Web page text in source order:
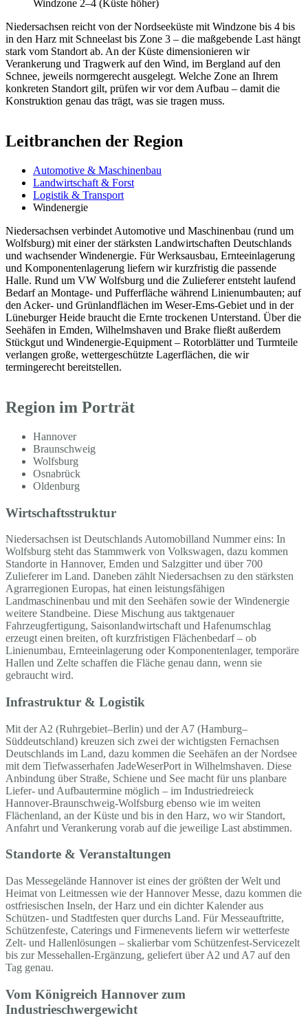
Windzone 2–4 (Küste höher)
Niedersachsen reicht von der Nordseeküste mit Windzone bis 4 bis
in den Harz mit Schneelast bis Zone 3 – die maßgebende Last hängt
stark vom Standort ab. An der Küste dimensionieren wir
Verankerung und Tragwerk auf den Wind, im Bergland auf den
Schnee, jeweils normgerecht ausgelegt. Welche Zone an Ihrem
konkreten Standort gilt, prüfen wir vor dem Aufbau – damit die
Konstruktion genau das trägt, was sie tragen muss.
Leitbranchen der Region
Automotive & Maschinenbau
Landwirtschaft & Forst
Logistik & Transport
Windenergie
Niedersachsen verbindet Automotive und Maschinenbau (rund um
Wolfsburg) mit einer der stärksten Landwirtschaften Deutschlands
und wachsender Windenergie. Für Werksausbau, Ernteeinlagerung
und Komponentenlagerung liefern wir kurzfristig die passende
Halle. Rund um VW Wolfsburg und die Zulieferer entsteht laufend
Bedarf an Montage- und Pufferfläche während Linienumbauten; auf
den Acker- und Grünlandflächen im Weser-Ems-Gebiet und in der
Lüneburger Heide braucht die Ernte trockenen Unterstand. Über die
Seehäfen in Emden, Wilhelmshaven und Brake fließt außerdem
Stückgut und Windenergie-Equipment – Rotorblätter und Turmteile
verlangen große, wettergeschützte Lagerflächen, die wir
termingerecht bereitstellen.
Region im Porträt
Hannover
Braunschweig
Wolfsburg
Osnabrück
Oldenburg
Wirtschaftsstruktur
Niedersachsen ist Deutschlands Automobilland Nummer eins: In
Wolfsburg steht das Stammwerk von Volkswagen, dazu kommen
Standorte in Hannover, Emden und Salzgitter und über 700
Zulieferer im Land. Daneben zählt Niedersachsen zu den stärksten
Agrarregionen Europas, hat einen leistungsfähigen
Landmaschinenbau und mit den Seehäfen sowie der Windenergie
weitere Standbeine. Diese Mischung aus taktgenauer
Fahrzeugfertigung, Saisonlandwirtschaft und Hafenumschlag
erzeugt einen breiten, oft kurzfristigen Flächenbedarf – ob
Linienumbau, Ernteeinlagerung oder Komponentenlager, temporäre
Hallen und Zelte schaffen die Fläche genau dann, wenn sie
gebraucht wird.
Infrastruktur & Logistik
Mit der A2 (Ruhrgebiet–Berlin) und der A7 (Hamburg–
Süddeutschland) kreuzen sich zwei der wichtigsten Fernachsen
Deutschlands im Land, dazu kommen die Seehäfen an der Nordsee
mit dem Tiefwasserhafen JadeWeserPort in Wilhelmshaven. Diese
Anbindung über Straße, Schiene und See macht für uns planbare
Liefer- und Aufbautermine möglich – im Industriedreieck
Hannover-Braunschweig-Wolfsburg ebenso wie im weiten
Flächenland, an der Küste und bis in den Harz, wo wir Standort,
Anfahrt und Verankerung vorab auf die jeweilige Last abstimmen.
Standorte & Veranstaltungen
Das Messegelände Hannover ist eines der größten der Welt und
Heimat von Leitmessen wie der Hannover Messe, dazu kommen die
ostfriesischen Inseln, der Harz und ein dichter Kalender aus
Schützen- und Stadtfesten quer durchs Land. Für Messeauftritte,
Schützenfeste, Caterings und Firmenevents liefern wir wetterfeste
Zelt- und Hallenlösungen – skalierbar vom Schützenfest-Servicezelt
bis zur Messehallen-Ergänzung, geliefert über A2 und A7 auf den
Tag genau.
Vom Königreich Hannover zum
Industrieschwergewicht